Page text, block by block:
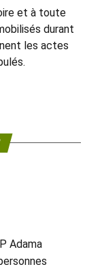
et à toute
durant
les actes
Adama